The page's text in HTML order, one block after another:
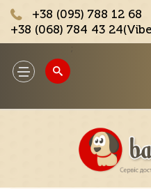
+38 (095) 788 12 68
+38 (068) 784 43
Toggle
navigation